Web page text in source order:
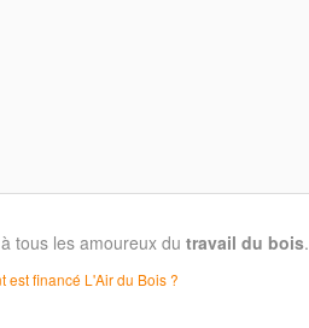
tous les amoureux du travail du bois.
est financé L'Air du Bois ?